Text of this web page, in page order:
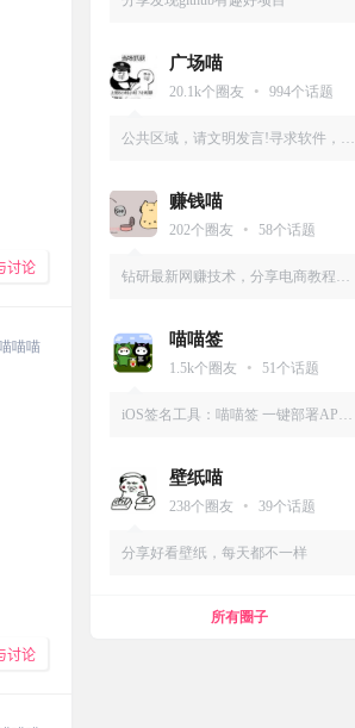
讨论
喵喵
讨论
广场喵
20.1k个圈友 • 994个话题
公共区域，请文明发言!寻求软件，寻
赚钱喵
202个圈友 • 58个话题
钻研最新网赚技术，分享电商教程，
喵喵签
1.5k个圈友 • 51个话题
iOS签名工具：喵喵签 一键部署APP
壁纸喵
238个圈友 • 39个话题
分享好看壁纸，每天都不一样
所有圈子